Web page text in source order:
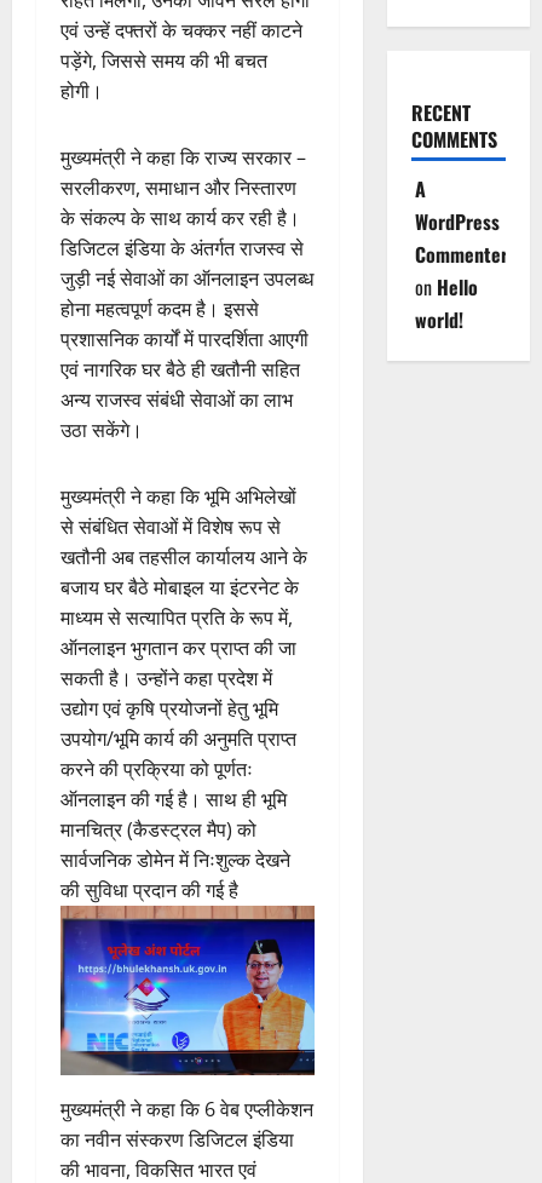
एवं उन्हें दफ्तरों के चक्कर नहीं काटने
पड़ेंगे, जिससे समय की भी बचत
होगी।
मुख्यमंत्री ने कहा कि राज्य सरकार –
सरलीकरण, समाधान और निस्तारण
के संकल्प के साथ कार्य कर रही है।
डिजिटल इंडिया के अंतर्गत राजस्व से
जुड़ी नई सेवाओं का ऑनलाइन उपलब्ध
होना महत्वपूर्ण कदम है। इससे
प्रशासनिक कार्यों में पारदर्शिता आएगी
एवं नागरिक घर बैठे ही खतौनी सहित
अन्य राजस्व संबंधी सेवाओं का लाभ
उठा सकेंगे।
मुख्यमंत्री ने कहा कि भूमि अभिलेखों
से संबंधित सेवाओं में विशेष रूप से
खतौनी अब तहसील कार्यालय आने के
बजाय घर बैठे मोबाइल या इंटरनेट के
माध्यम से सत्यापित प्रति के रूप में,
ऑनलाइन भुगतान कर प्राप्त की जा
सकती है। उन्होंने कहा प्रदेश में
उद्योग एवं कृषि प्रयोजनों हेतु भूमि
उपयोग/भूमि कार्य की अनुमति प्राप्त
करने की प्रक्रिया को पूर्णतः
ऑनलाइन की गई है। साथ ही भूमि
मानचित्र (कैडस्ट्रल मैप) को
सार्वजनिक डोमेन में निःशुल्क देखने
की सुविधा प्रदान की गई है
मुख्यमंत्री ने कहा कि 6 वेब एप्लीकेशन
का नवीन संस्करण डिजिटल इंडिया
की भावना, विकसित भारत एवं
RECENT
COMMENTS
A
WordPress
Commenter
on Hello
world!